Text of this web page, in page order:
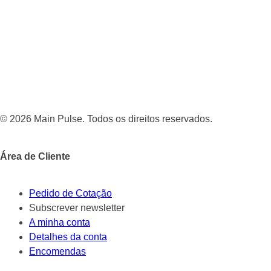
© 2026 Main Pulse. Todos os direitos reservados.
Área de Cliente
Pedido de Cotação
Subscrever newsletter
A minha conta
Detalhes da conta
Encomendas